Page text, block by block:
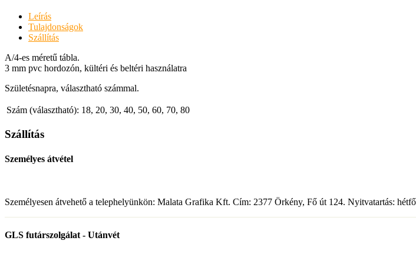
Leírás
Tulajdonságok
Szállítás
A/4-es méretű tábla.
3 mm pvc hordozón, kültéri és beltéri használatra
Születésnapra, választható számmal.
Szám (választható): 18, 20, 30, 40, 50, 60, 70, 80
Szállítás
Személyes átvétel
Személyesen átvehető a telephelyünkön: Malata Grafika Kft. Cím: 2377 Örkény, Fő út 124. Nyitvatartás:
GLS futárszolgálat - Utánvét